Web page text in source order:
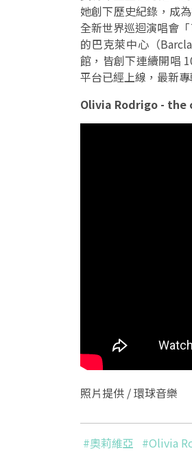
她創下歷史紀錄，成
全新世界巡迴演唱會
的巴克萊中心（
館，皆創下連續開唱
平台已經上線，最新
Olivia Rodrigo - the
照片提供 / 環球音樂
#奧莉維亞 #Olivia